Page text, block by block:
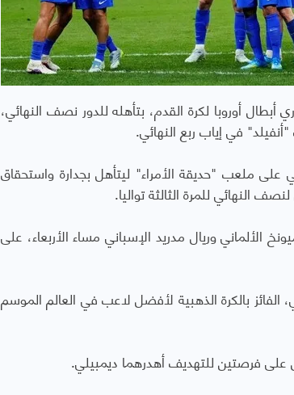
أوروبا لكرة القدم، بتأهله للدور نصف النهائي،
في إياب ربع النهائي.
على ملعب "حديقة الأمراء" ليتأهل بجدارة واستحقاق
الألماني وريال مدريد الإسباني مساء الأربعاء، على
بالكرة الذهبية لأفضل لاعب في العالم الموسم
على فرصتين للتهديف أهدرهما ديمبيلي.